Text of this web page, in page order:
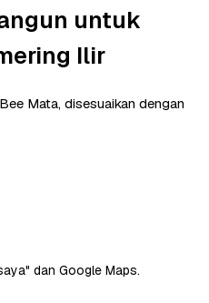
untuk
Ilir
Mata, disesuaikan dengan
dan Google Maps.